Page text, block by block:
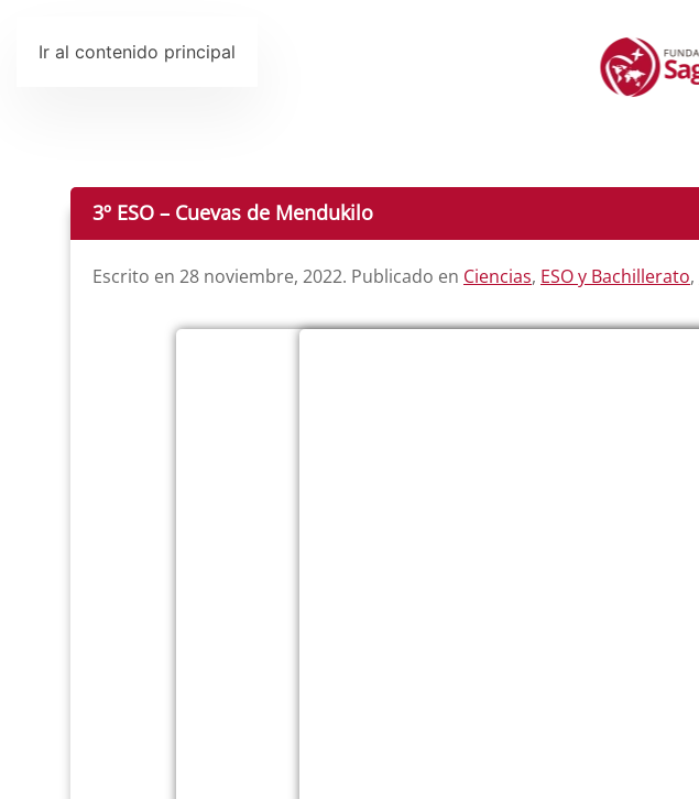
Ir al contenido principal
3º ESO – Cuevas de Mendukilo
Escrito en 28 noviembre, 2022. Publicado en Ciencias, ESO y Bachillerato,